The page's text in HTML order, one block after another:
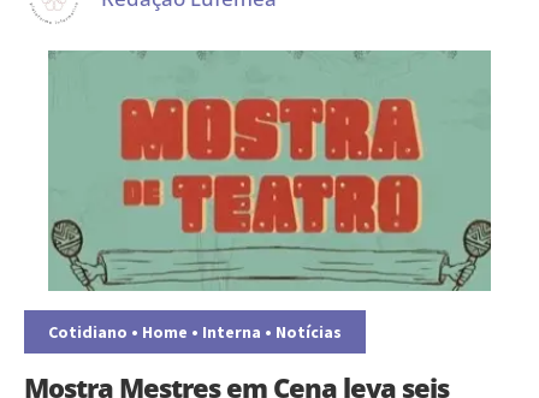
Cotidiano • Home • Interna • Notícias
Mostra Mestres em Cena leva seis